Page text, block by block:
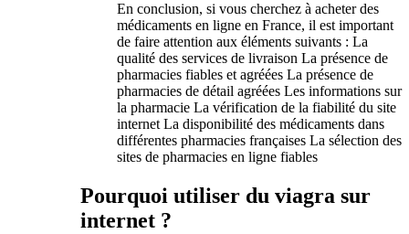
En conclusion, si vous cherchez à acheter des
médicaments en ligne en France, il est important
de faire attention aux éléments suivants : La
qualité des services de livraison La présence de
pharmacies fiables et agréées La présence de
pharmacies de détail agréées Les informations sur
la pharmacie La vérification de la fiabilité du site
internet La disponibilité des médicaments dans
différentes pharmacies françaises La sélection des
sites de pharmacies en ligne fiables
Pourquoi utiliser du viagra sur
internet ?